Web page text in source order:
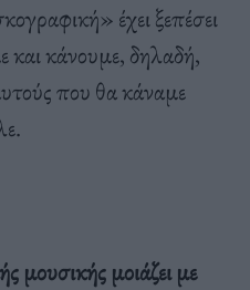
έχει ξεπέσει
και κάνουμε, δηλαδή,
που θα κάναμε
μουσικής μοιάζει με